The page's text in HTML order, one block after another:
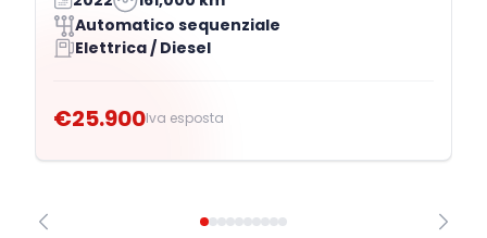
Automatico sequenziale
Elettrica / Diesel
€25.900Iva esposta